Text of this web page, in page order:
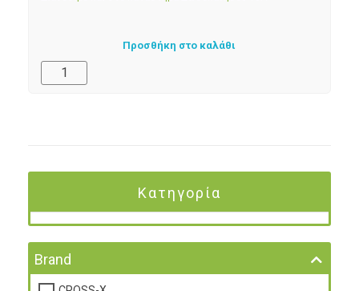
Προσθήκη στο καλάθι
Κατηγορία
Brand